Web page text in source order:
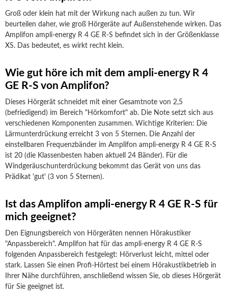
Groß oder klein hat mit der Wirkung nach außen zu tun. Wir
beurteilen daher, wie groß Hörgeräte auf Außenstehende wirken. Das
Amplifon ampli-energy R 4 GE R-S befindet sich in der Größenklasse
XS. Das bedeutet, es wirkt recht klein.
Wie gut höre ich mit dem ampli-energy R 4
GE R-S von Amplifon?
Dieses Hörgerät schneidet mit einer Gesamtnote von 2,5
(befriedigend) im Bereich "Hörkomfort" ab. Die Note setzt sich aus
verschiedenen Komponenten zusammen. Wichtige Kriterien: Die
Lärmunterdrückung erreicht 3 von 5 Sternen. Die Anzahl der
einstellbaren Frequenzbänder im Amplifon ampli-energy R 4 GE R-S
ist 20 (die Klassenbesten haben aktuell 24 Bänder). Für die
Windgeräuschunterdrückung bekommt das Gerät von uns das
Prädikat 'gut' (3 von 5 Sternen).
Ist das Amplifon ampli-energy R 4 GE R-S für
mich geeignet?
Den Eignungsbereich von Hörgeräten nennen Hörakustiker
"Anpassbereich". Amplifon hat für das ampli-energy R 4 GE R-S
folgenden Anpassbereich festgelegt: Hörverlust leicht, mittel oder
stark. Lassen Sie einen Profi-Hörtest bei einem Hörakustikbetrieb in
Ihrer Nähe durchführen, anschließend wissen Sie, ob dieses Hörgerät
für Sie geeignet ist.